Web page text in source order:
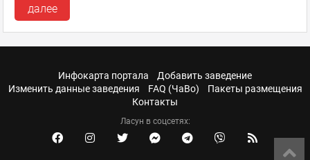
далее
Инфокарта портала
Добавить заведение
Изменить данные заведения
FAQ (ЧаВо)
Пакеты размещения
Контакты
Ласун в соцсетях: